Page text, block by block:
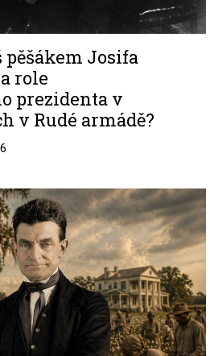
pěšákem Josifa
role
prezidenta v
v Rudé armádě?